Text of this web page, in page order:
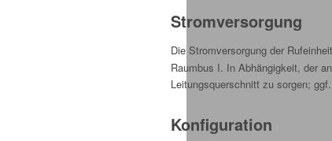
Stromversorgung
Die Stromversorgung der
Raumbus I. In Abhängigkeit, der
Leitungsquerschnitt zu sorgen;
Konfiguration